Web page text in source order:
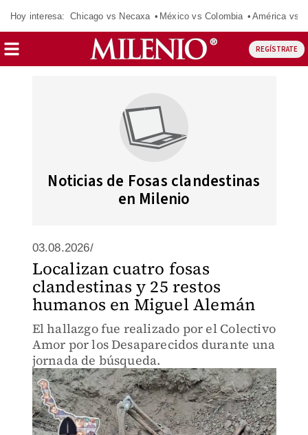
Hoy interesa: Chicago vs Necaxa México vs Colombia América vs
REGÍSTRATE
Noticias de Fosas clandestinas
en Milenio
03.08.2026/
Localizan cuatro fosas
clandestinas y 25 restos
humanos en Miguel Alemán
El hallazgo fue realizado por el Colectivo
Amor por los Desaparecidos durante una
jornada de búsqueda.